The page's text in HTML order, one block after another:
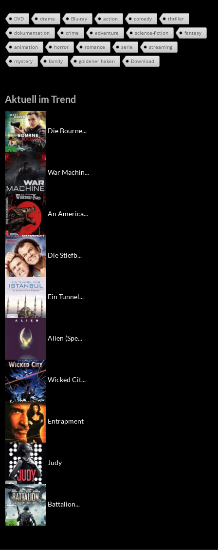
DVD drama Blu-ray action comedy thriller
dokumentation crime adventure science-fiction fantasy
animation horror romance serie streaming
mystery family goldener haken Download
Aktuell im Trend
Die Bourne...
War Machin...
An America...
Die Stiefb...
Ein Tunnel...
Alien (Spe...
Wicked Cit...
Entrapment
Judy
Battalion...